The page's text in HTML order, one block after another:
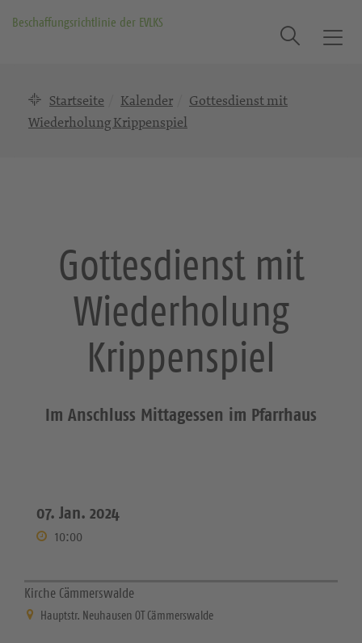
Beschaffungsrichtlinie der EVLKS
T
Suche
Startseite Kalender
Gottesdienst mit
Wiederholung Krippenspiel
Gottesdienst mit
Wiederholung
Krippenspiel
Im Anschluss Mittagessen im Pfarrhaus
07. Jan. 2024
10:00
Kirche Cämmerswalde
Hauptstr. Neuhausen OT Cämmerswalde